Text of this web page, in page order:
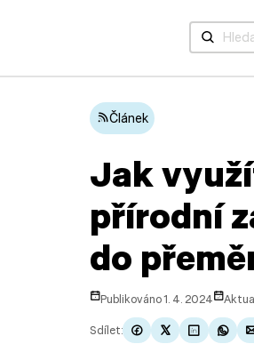
Článek
Jak
přírodní
do
Publikováno 1. 4. 2024
Sdílet: